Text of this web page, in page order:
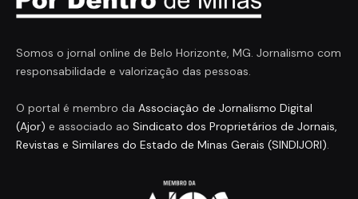
Somos o jornal online de Belo Horizonte, MG. Jornalismo com
responsabilidade e valorização das pessoas.
O portal é membro da Associação de Jornalismo Digital
(Ajor) e associado ao Sindicato dos Proprietários de Jornais,
Revistas e Similares do Estado de Minas Gerais (SINDIJORI).